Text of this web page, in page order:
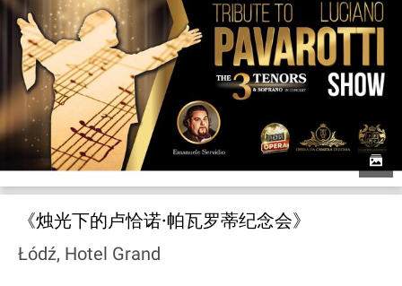
《烛光下的卢恰诺·帕瓦罗蒂纪念会》
Łódź, Hotel Grand